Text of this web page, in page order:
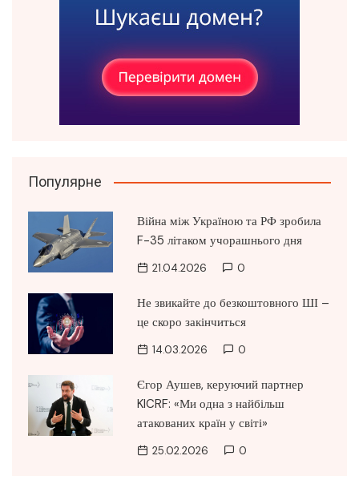
Популярне
Війна між Україною та РФ зробила
F-35 літаком учорашнього дня
21.04.2026 0
Не звикайте до безкоштовного ШІ –
це скоро закінчиться
14.03.2026 0
Єгор Аушев, керуючий партнер
KICRF: «Ми одна з найбільш
атакованих країн у світі»
25.02.2026 0